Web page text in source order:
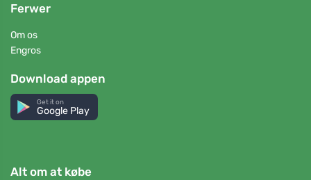
Ferwer
Om os
Engros
Download appen
Get it on
Google Play
Alt om at købe